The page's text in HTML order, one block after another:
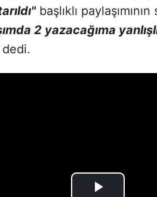
başlıklı
2 yazacağıma